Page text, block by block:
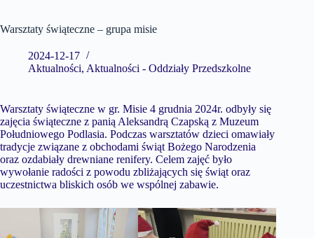
Warsztaty świąteczne – grupa misie
2024-12-17
Aktualności, Aktualności - Oddziały Przedszkolne
Warsztaty świąteczne w gr. Misie 4 grudnia 2024r. odbyły się
zajęcia świąteczne z panią Aleksandrą Czapską z Muzeum
Południowego Podlasia. Podczas warsztatów dzieci omawiały
tradycje związane z obchodami świąt Bożego Narodzenia
oraz ozdabiały drewniane renifery. Celem zajęć było
wywołanie radości z powodu zbliżających się świąt oraz
uczestnictwa bliskich osób we wspólnej zabawie.